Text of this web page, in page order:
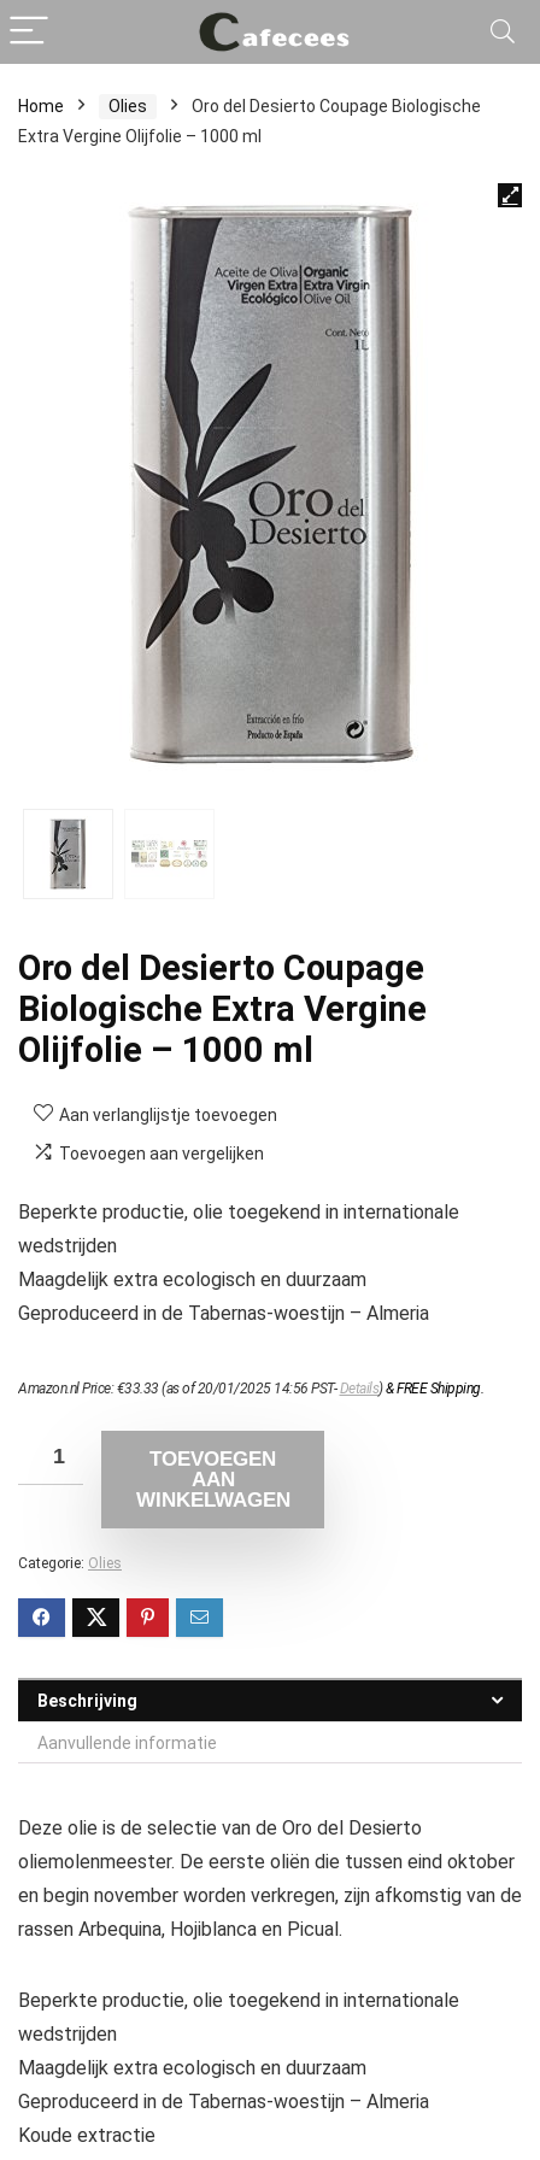
Home Olies
Oro del Desierto Coupage Biologische
Extra Vergine Olijfolie – 1000 ml
Oro del Desierto Coupage
Biologische Extra Vergine
Olijfolie – 1000 ml
Aan verlanglijstje toevoegen
Toevoegen aan vergelijken
Beperkte productie, olie toegekend in internationale
wedstrijden
Maagdelijk extra ecologisch en duurzaam
Geproduceerd in de Tabernas-woestijn – Almeria
Amazon.nl Price:€33.33 (as of 20/01/2025 14:56 PST-Details)&FREE Shipping.
TOEVOEGEN
AAN
WINKELWAGEN
Categorie: Olies
Beschrijving
Aanvullende informatie
Deze olie is de selectie van de Oro del Desierto
oliemolenmeester. De eerste oliën die tussen eind oktober
en begin november worden verkregen, zijn afkomstig van de
rassen Arbequina, Hojiblanca en Picual.
Beperkte productie, olie toegekend in internationale
wedstrijden
Maagdelijk extra ecologisch en duurzaam
Geproduceerd in de Tabernas-woestijn – Almeria
Koude extractie